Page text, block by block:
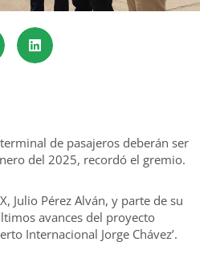
de pasajeros deberán ser
del 2025, recordó el gremio.
Julio Pérez Alván, y parte de su
avances del proyecto
Internacional Jorge Chávez’.